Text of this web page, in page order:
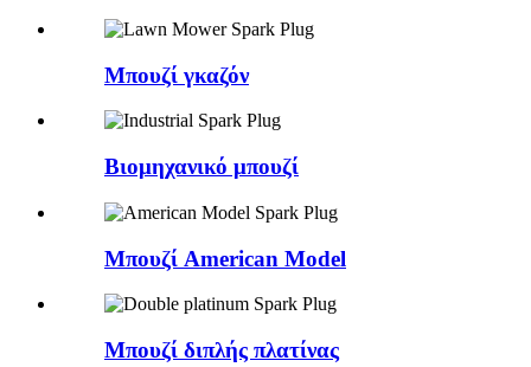
Μπουζί γκαζόν
Βιομηχανικό μπουζί
Μπουζί American Model
Μπουζί διπλής πλατίνας